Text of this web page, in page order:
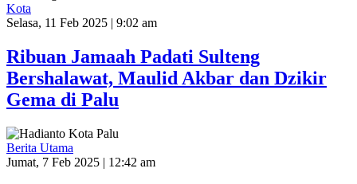
Kota
Selasa, 11 Feb 2025 | 9:02 am
Ribuan Jamaah Padati Sulteng
Bershalawat, Maulid Akbar dan Dzikir
Gema di Palu
Berita Utama
Jumat, 7 Feb 2025 | 12:42 am